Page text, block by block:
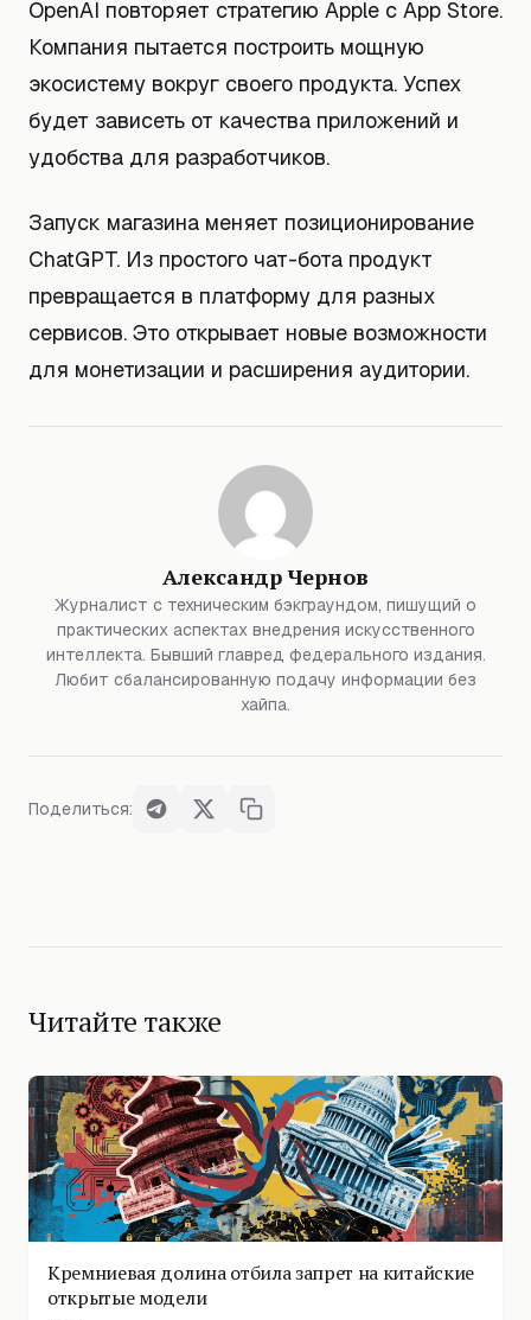
OpenAI повторяет стратегию Apple с App Store.
Компания пытается построить мощную
экосистему вокруг своего продукта. Успех
будет зависеть от качества приложений и
удобства для разработчиков.
Запуск магазина меняет позиционирование
ChatGPT. Из простого чат-бота продукт
превращается в платформу для разных
сервисов. Это открывает новые возможности
для монетизации и расширения аудитории.
Александр Чернов
Журналист с техническим бэкграундом, пишущий о
практических аспектах внедрения искусственного
интеллекта. Бывший главред федерального издания.
Любит сбалансированную подачу информации без
хайпа.
Поделиться:
Читайте также
Кремниевая долина отбила запрет на китайские
открытые модели